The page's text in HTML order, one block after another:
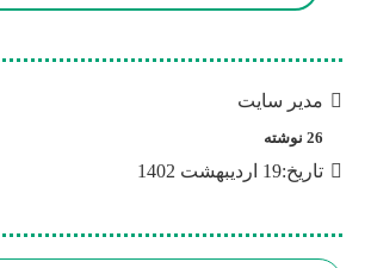
مدیر سایت
26 نوشته
تاریخ:19 اردیبهشت 1402